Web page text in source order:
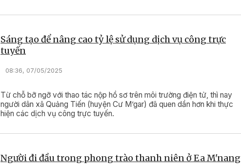
Sáng tạo để nâng cao tỷ lệ sử dụng dịch vụ công trực
tuyến
08:36, 07/05/2025
Từ chỗ bỡ ngỡ với thao tác nộp hồ sơ trên môi trường điện tử, thì nay
người dân xã Quảng Tiến (huyện Cư M’gar) đã quen dần hơn khi thực
hiện các dịch vụ công trực tuyến.
Người đi đầu trong phong trào thanh niên ở Ea M'nang